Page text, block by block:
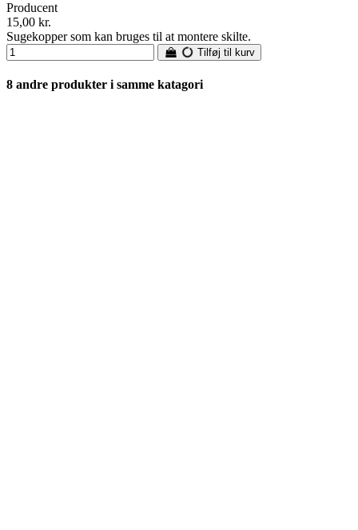
Producent
15,00 kr.
Sugekopper som kan bruges til at montere skilte.
Tilføj til kurv
8 andre produkter i samme katagori